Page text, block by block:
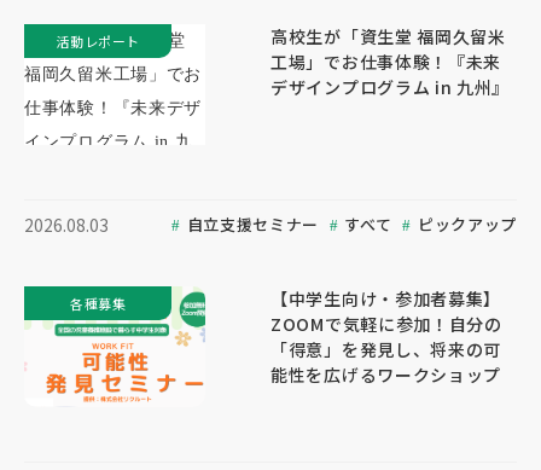
高校生が「資生堂 福岡久留米
工場」でお仕事体験！『未来
デザインプログラム in 九州』
2026.08.03 自立支援セミナー すべて ピックアップ
活動レポート
【中学生向け・参加者募集】
ZOOMで気軽に参加！自分の
「得意」を発見し、将来の可
能性を広げるワークショップ
各種募集